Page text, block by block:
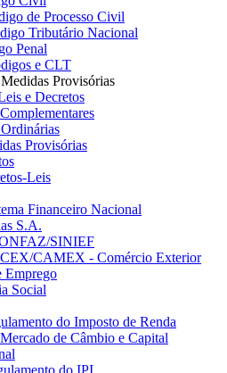
de Processo Civil
Tributário Nacional
Penal
e CLT
Provisórias
e Decretos
Provisórias
Leis
Financeiro Nacional
S.A.
SINIEF
CAMEX - Comércio Exterior
Emprego
Social
do Imposto de Renda
de Câmbio e Capital
do IPI